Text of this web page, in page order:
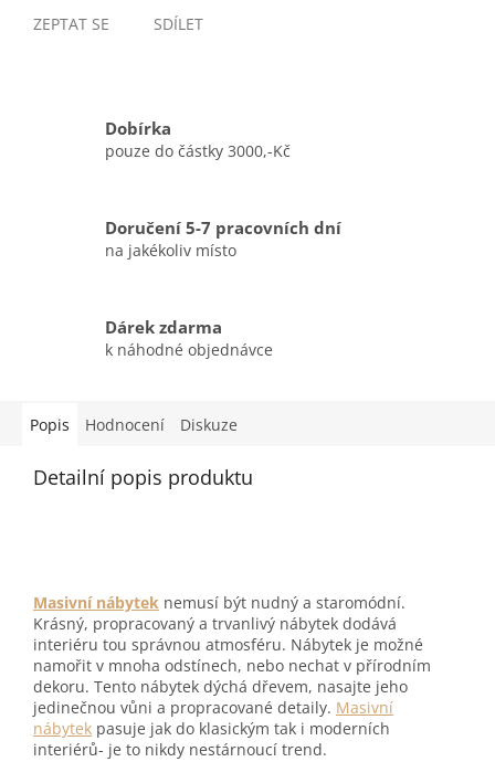
ZEPTAT SE SDÍLET
Dobírka
pouze do částky 3000,-Kč
Doručení 5-7 pracovních dní
na jakékoliv místo
Dárek zdarma
k náhodné objednávce
Popis Hodnocení Diskuze
Detailní popis produktu
Masivní nábytek nemusí být nudný a staromódní.
Krásný, propracovaný a trvanlivý nábytek dodává
interiéru tou správnou atmosféru. Nábytek je možné
namořit v mnoha odstínech, nebo nechat v přírodním
dekoru. Tento nábytek dýchá dřevem, nasajte jeho
jedinečnou vůni a propracované detaily. Masivní
nábytek pasuje jak do klasickým tak i moderních
interiérů- je to nikdy nestárnoucí trend.